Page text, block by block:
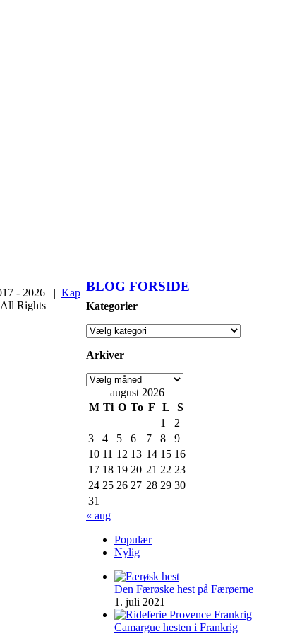
BLOG FORSIDE
Kategorier
Arkiver
august 2026
M Ti O To F L
S
1
2
3
4 5 6 7 8
9
10 11 12 13 14 15 16
17 18 19 20 21 22 23
24 25 26 27 28 29 30
31
« aug
Populær
Nylig
Den Færøske hest på Færøerne
1. juli 2021
Camargue hesten i Frankrig
- 2026 | Kap
Rights